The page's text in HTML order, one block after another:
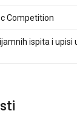
Competition
ispita i upisi